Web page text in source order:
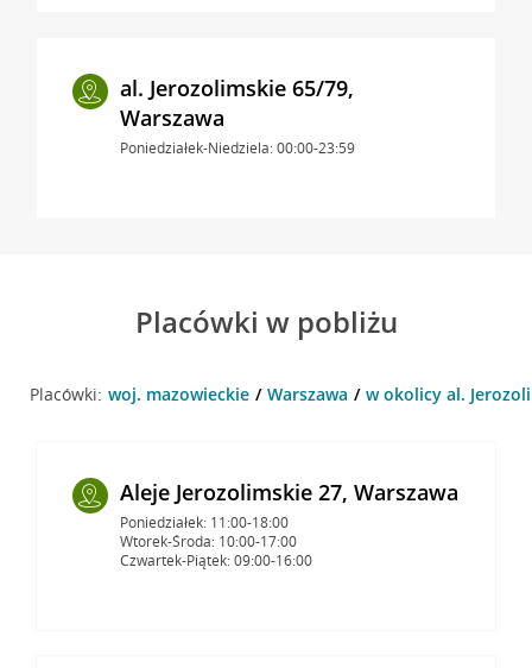
al. Jerozolimskie 65/79,
Warszawa
Poniedziałek-Niedziela: 00:00-23:59
Placówki w pobliżu
Placówki: woj. mazowieckie Warszawa w okolicy al.
Aleje Jerozolimskie 27, Warszawa
Poniedziałek: 11:00-18:00
Wtorek-Środa: 10:00-17:00
Czwartek-Piątek: 09:00-16:00